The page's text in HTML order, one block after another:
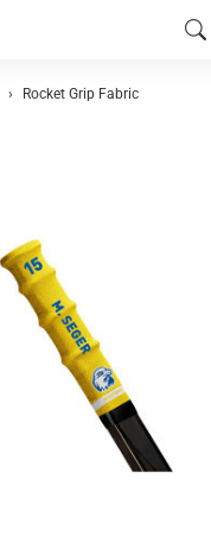
Rocket Grip Fabric